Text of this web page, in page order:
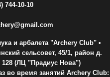
744-10-10
и арбалета "Archery Club" •
сельсовет, 45/1, район д.
(ЛЦ "Прадиус Нова")
во время занятий Archery Club: